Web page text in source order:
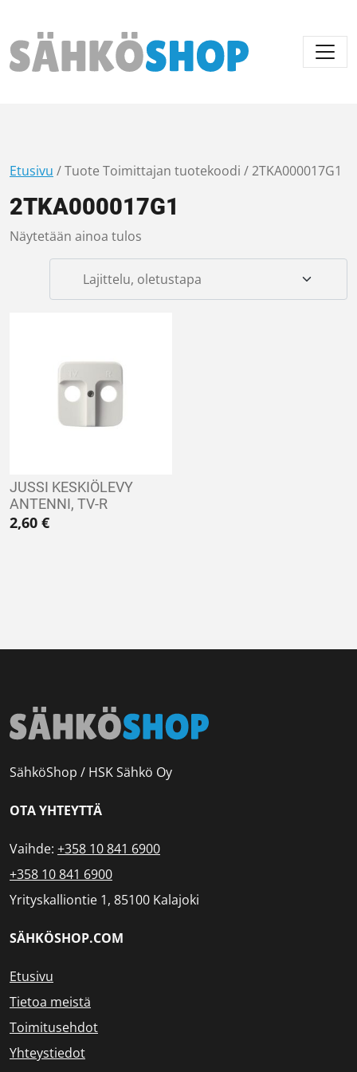
Päävalikko
Etusivu / Tuote Toimittajan tuotekoodi / 2TKA000017G1
2TKA000017G1
Näytetään ainoa tulos
JUSSI KESKIÖLEVY
ANTENNI, TV-R
2,60 €
SähköShop / HSK Sähkö Oy
OTA YHTEYTTÄ
Vaihde: +358 10 841 6900
+358 10 841 6900
Yrityskalliontie 1, 85100 Kalajoki
SÄHKÖSHOP.COM
Etusivu
Tietoa meistä
Toimitusehdot
Yhteystiedot